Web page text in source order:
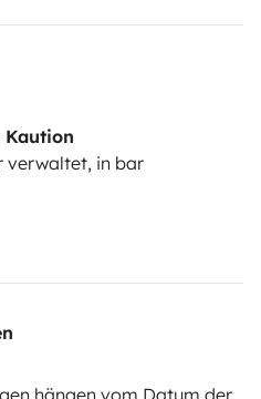
Kaution
verwaltet, in bar
hängen vom Datum der